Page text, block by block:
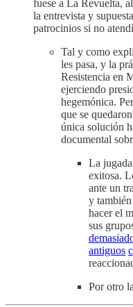
fuese a La Revuelta,
la entrevista y
patrocinios si no
Tal y como
les pasa, y la
Resistencia en
ejerciendo
hegemónica.
que se
única solución
documental
La
exitosa.
ante un
y también
hacer el
sus
antiguos
Por otro